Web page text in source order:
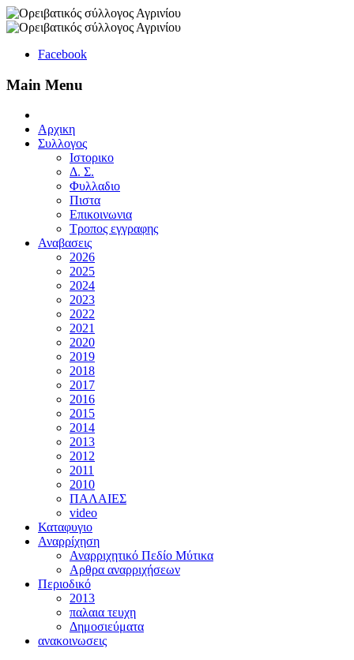
Facebook
Main Menu
Αρχικη
Συλλογος
Ιστορικο
Δ. Σ.
Φυλλαδιο
Πιστα
Επικοινωνια
Τροπος εγγραφης
Αναβασεις
2026
2025
2024
2023
2022
2021
2020
2019
2018
2017
2016
2015
2014
2013
2012
2011
2010
ΠΑΛΑΙΕΣ
video
Καταφυγιο
Αναρρίχηση
Αναρριχητικό Πεδίο Μύτικα
Αρθρα αναρριχήσεων
Περιοδικό
2013
παλαια τευχη
Δημοσιεύματα
ανακοινωσεις